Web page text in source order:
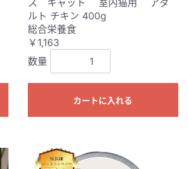
ス キャット 室内猫用 アダ
ルト チキン 400g
総合栄養食
￥1,163
数量
カートに入れる